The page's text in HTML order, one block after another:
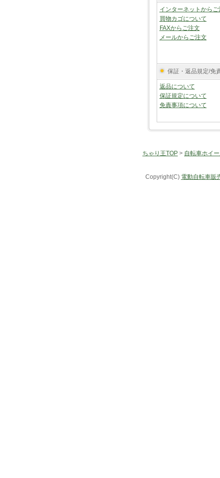
インターネットからご
買物カゴについて
FAXからご注文
メールからご注文
保証・返品規定/免
返品について
保証規定について
免責事項について
ちゃり王TOP > 自転車ホイ
Copyright(C) 電動自転車販